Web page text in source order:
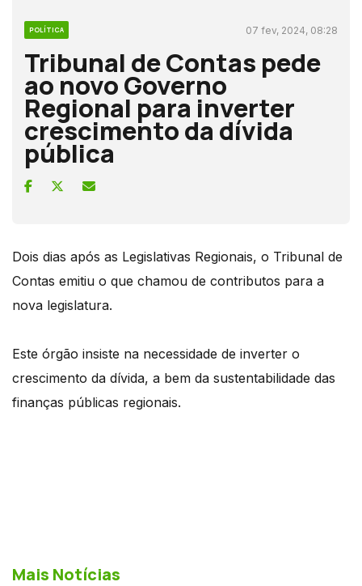
POLÍTICA 07 fev, 2024, 08:28
Tribunal de Contas pede
ao novo Governo
Regional para inverter
crescimento da dívida
pública
Dois dias após as Legislativas Regionais, o Tribunal de
Contas emitiu o que chamou de contributos para a
nova legislatura.
Este órgão insiste na necessidade de inverter o
crescimento da dívida, a bem da sustentabilidade das
finanças públicas regionais.
Mais Notícias